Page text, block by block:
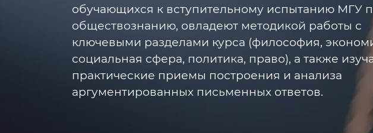
обучающихся к вступительному испытанию МГУ
обществознанию, овладеют методикой работы с
ключевыми разделами курса (философия,
социальная сфера, политика, право), а также
практические приемы построения и анализа
аргументированных письменных ответов.